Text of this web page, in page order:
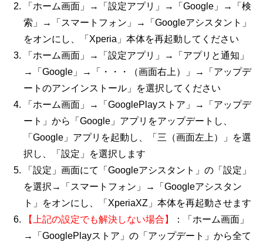
「ホーム画面」→「設定アプリ」→「Google」→「検
索」→「スマートフォン」→「Googleアシスタント」
をオンにし、「Xperia」本体を再起動してください
「ホーム画面」→「設定アプリ」→「アプリと通知」
→「Google」→「・・・（画面右上）」→「アップデ
ートのアンインストール」を選択してください
「ホーム画面」→「GooglePlayストア」→「アップデ
ート」から「Google」アプリをアップデートし、
「Google」アプリを起動し、「三（画面左上）」を選
択し、「設定」を選択します
「設定」画面にて「Googleアシスタント」の「設定」
を選択→「スマートフォン」→「Googleアシスタン
ト」をオンにし、「XperiaXZ」本体を再起動させます
【上記の設定でも解決しない場合】
：「ホーム画面」
→「GooglePlayストア」の「アップデート」から全て